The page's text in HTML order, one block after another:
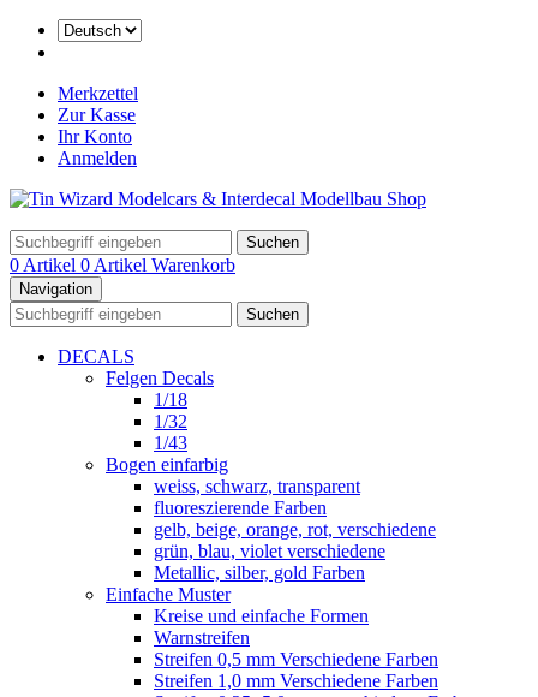
Merkzettel
Zur Kasse
Ihr Konto
Anmelden
Suchen
0 Artikel 0 Artikel Warenkorb
Navigation
Suchen
DECALS
Felgen Decals
1/18
1/32
1/43
Bogen einfarbig
weiss, schwarz, transparent
fluoreszierende Farben
gelb, beige, orange, rot, verschiedene
grün, blau, violet verschiedene
Metallic, silber, gold Farben
Einfache Muster
Kreise und einfache Formen
Warnstreifen
Streifen 0,5 mm Verschiedene Farben
Streifen 1,0 mm Verschiedene Farben